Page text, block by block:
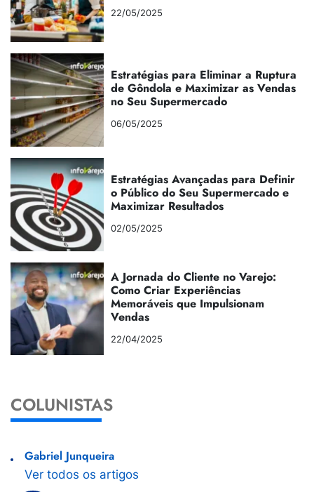
22/05/2025
Estratégias para Eliminar a Ruptura
de Gôndola e Maximizar as Vendas
no Seu Supermercado
06/05/2025
Estratégias Avançadas para Definir
o Público do Seu Supermercado e
Maximizar Resultados
02/05/2025
A Jornada do Cliente no Varejo:
Como Criar Experiências
Memoráveis que Impulsionam
Vendas
22/04/2025
COLUNISTAS
Gabriel Junqueira
Ver todos os artigos